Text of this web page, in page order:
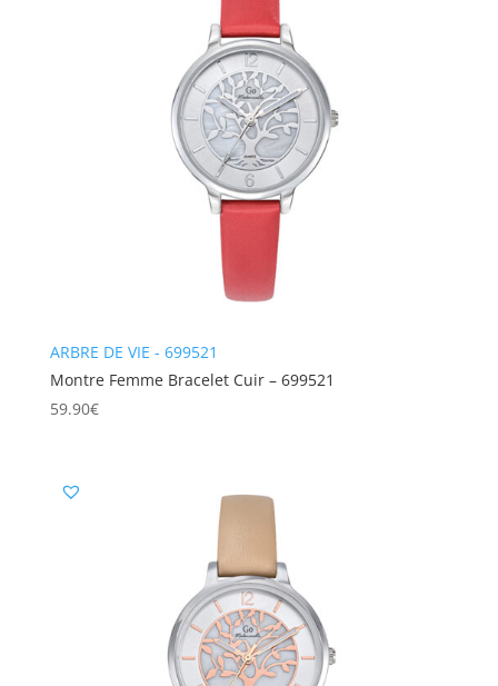
ARBRE DE VIE - 699521
Montre Femme Bracelet Cuir – 699521
59.90€